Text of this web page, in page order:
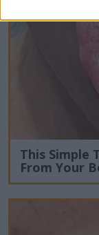
This Simple
From Your